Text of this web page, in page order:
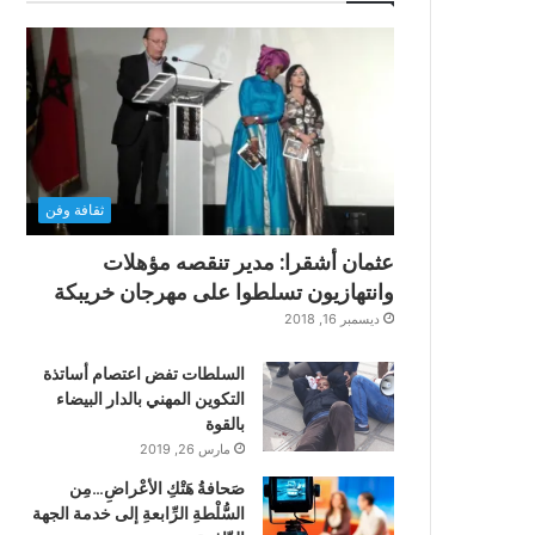
ثقافة وفن
عثمان أشقرا: مدير تنقصه مؤهلات
وانتهازيون تسلطوا على مهرجان خريبكة
ديسمبر 16, 2018
السلطات تفض اعتصام أساتذة
التكوين المهني بالدار البيضاء
بالقوة
مارس 26, 2019
صَحافةُ هَتْكِ الأعْراضِ…مِن
السُّلْطةِ الرِّابعةِ إلى خدمة الجهة